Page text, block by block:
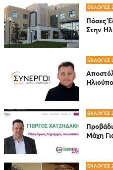
ΕΚΛΟΓΕΣ
Πόσες
Στην
ΕΚΛΟΓΕΣ
ΕΚΛΟΓΕΣ
Μάχη
ΕΚΛΟΓΕΣ